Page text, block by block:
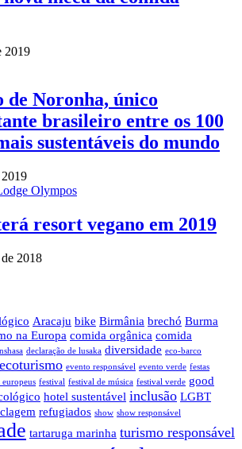
2019
de Noronha, único
brasileiro entre os 100
sustentáveis do mundo
resort vegano em 2019
2018
Aracaju bike Birmânia brechó Burma
na Europa comida orgânica comida
declaração de lusaka diversidade eco-barco
ecoturismo evento responsável evento verde festas
europeus festival festival de música festival verde good
hotel sustentável inclusão LGBT
refugiados show show responsável
tartaruga marinha turismo responsável